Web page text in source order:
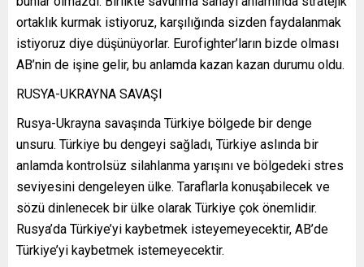
ortaklık kurmak istiyoruz, karşılığında sizden faydalanmak
istiyoruz diye düşünüyorlar. Eurofighter’ların bizde olması
AB’nin de işine gelir, bu anlamda kazan kazan durumu oldu.
RUSYA-UKRAYNA SAVAŞI
Rusya-Ukrayna savaşında Türkiye bölgede bir denge
unsuru. Türkiye bu dengeyi sağladı, Türkiye aslında bir
anlamda kontrolsüz silahlanma yarışını ve bölgedeki stres
seviyesini dengeleyen ülke. Taraflarla konuşabilecek ve
sözü dinlenecek bir ülke olarak Türkiye çok önemlidir.
Rusya’da Türkiye’yi kaybetmek isteyemeyecektir, AB’de
Türkiye’yi kaybetmek istemeyecektir.